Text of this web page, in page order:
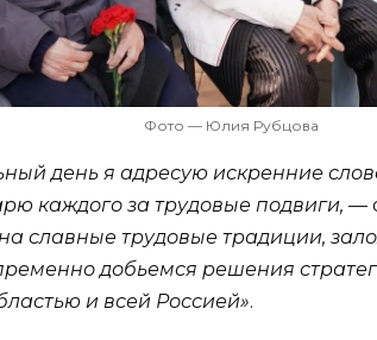
Фото — Юлия Рубцова
день я адресую искренние
каждого за трудовые подвиги, —
славные трудовые традиции,
добьемся решения
и всей Россией».